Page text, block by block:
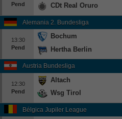
Pend
CDt Real Oruro
Alemania 2. Bundesliga
13:30
Pend
Bochum
Hertha Berlin
Austria Bundesliga
12:30
Pend
Altach
Wsg Tirol
Bélgica Jupiler League